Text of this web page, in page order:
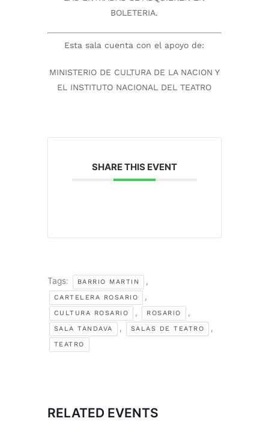
BOLETERIA.
Esta sala cuenta con el apoyo de:
MINISTERIO DE CULTURA DE LA NACION Y
EL INSTITUTO NACIONAL DEL TEATRO
SHARE THIS EVENT
Tags: BARRIO MARTIN ,
CARTELERA ROSARIO ,
CULTURA ROSARIO , ROSARIO ,
SALA TANDAVA , SALAS DE TEATRO ,
TEATRO
RELATED EVENTS